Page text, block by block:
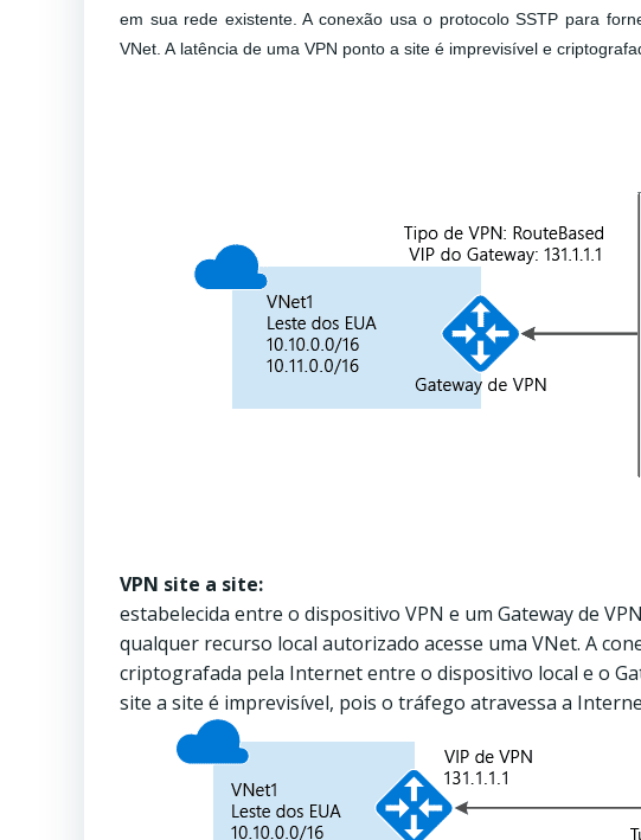
em sua rede existente. A conexão usa o protocolo SSTP para
VNet. A latência de uma VPN ponto a site é imprevisível e
VPN site a site:
estabelecida entre o dispositivo VPN e um Gateway de
qualquer recurso local autorizado acesse uma VNet. A
criptografada pela Internet entre o dispositivo local e o
site a site é imprevisível, pois o tráfego atravessa a